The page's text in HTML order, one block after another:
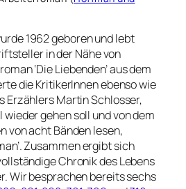
1962 geboren und lebt
in der Nähe von
‘Die Liebenden’ aus dem
die KritikerInnen ebenso wie
Erzählers Martin Schlosser,
wieder gehen soll und von dem
von acht Bänden lesen,
Zusammen ergibt sich
Chronik des Lebens
Wir besprachen bereits sechs